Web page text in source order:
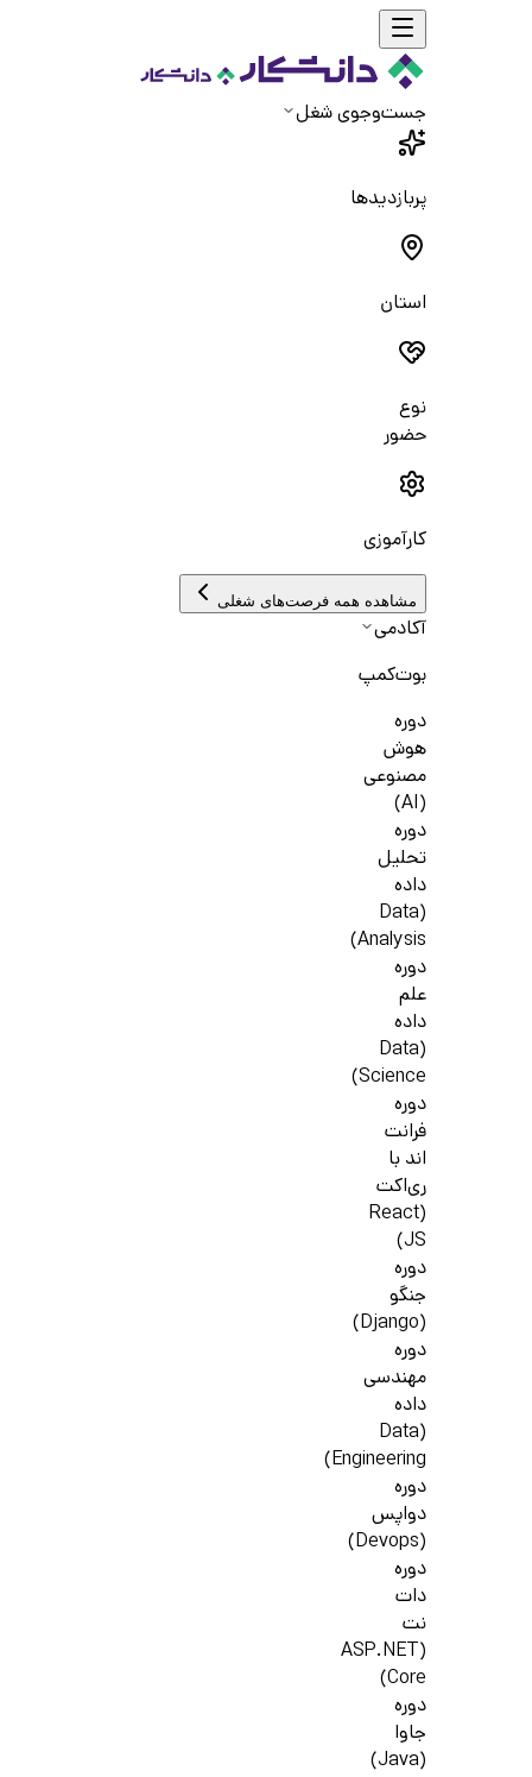
جست‌و‌جوی شغل
پربازدیدها
استان
نوع
حضور
کارآموزی
مشاهده همه فرصت‌های شغلی
آکادمی
بوت‌کمپ
دوره
هوش
مصنوعی
(AI)
دوره
تحلیل
داده
(Data
Analysis)
دوره
علم
داده
(Data
Science)
دوره
فرانت
اند با
ری‌اکت
(React
JS)
دوره
جنگو
(Django)
دوره
مهندسی
داده
(Data
Engineering)
دوره
دواپس
(Devops)
دوره
دات
نت
(ASP.NET
Core)
دوره
جاوا
(Java)